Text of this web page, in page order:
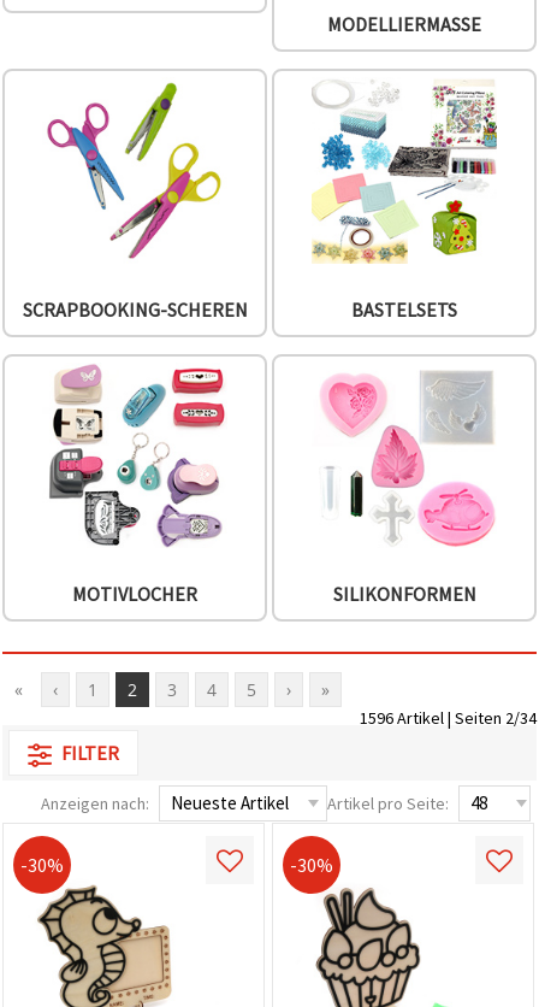
können Sie
oder
Datenschutzerklärung
Cookie-
Einstellungen
MODELLIERMASSE
SCRAPBOOKING-SCHEREN BASTELSETS
MOTIVLOCHER SILIKONFORMEN
« ‹ 1 2 3 4 5 › »
1596 Artikel | Seiten 2/34
FILTER
Anzeigen nach: Artikel pro Seite:
-30% -30%